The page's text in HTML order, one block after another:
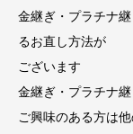
金継ぎ・プラチナ
るお直し方法が
ございます
金継ぎ・プラチナ
ご興味のある方は